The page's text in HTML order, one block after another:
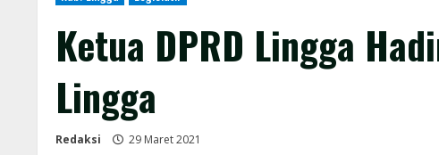
Ketua DPRD Lingga
Lingga
Redaksi 29 Maret 2021